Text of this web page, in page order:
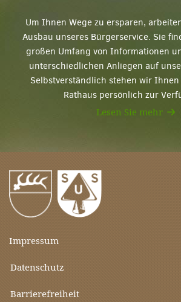
Um Ihnen Wege zu ersparen,
Ausbau unseres Bürgerservice. Sie
großen Umfang von Informationen
unterschiedlichen Anliegen auf
Selbstverständlich stehen wir
Rathaus persönlich zur
Lesen Sie mehr
Impressum
Datenschutz
Barrierefreiheit